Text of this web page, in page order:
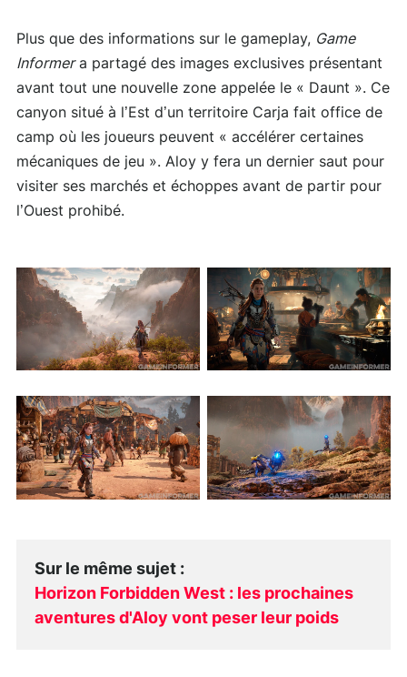
Plus que des informations sur le gameplay, Game
Informera partagé des images exclusives présentant
avant tout une nouvelle zone appelée le « Daunt ». Ce
canyon situé à l’Est d’un territoire Carja fait office de
camp où les joueurs peuvent « accélérer certaines
mécaniques de jeu ». Aloy y fera un dernier saut pour
visiter ses marchés et échoppes avant de partir pour
l’Ouest prohibé.
Sur le même sujet :
Horizon Forbidden West : les prochaines
aventures d'Aloy vont peser leur poids